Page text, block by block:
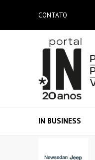
CONTATO
IN BUSINESS